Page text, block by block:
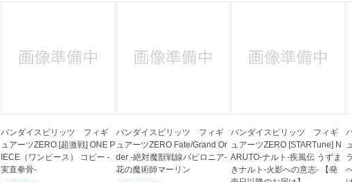
バンダイスピリッツ フィギ
ュアーツZERO [超激戦] ONE P
IECE（ワンピース） コビー -
実直拳骨-
バンダイスピリッツ フィギ
ュアーツZERO Fate/Grand Or
der -絶対魔獣戦線バビロニア-
花の魔術師マーリン
バンダイスピリッツ フィギ
ュアーツZERO [STARTune] N
ARUTO-ナルト-疾風伝 うずま
きナルト-火影への意志- 【発